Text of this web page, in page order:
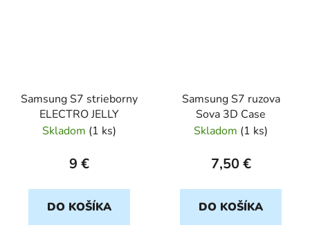
Samsung S7 strieborny
ELECTRO JELLY
Skladom (1 ks)
9 €
DO KOŠÍKA
Samsung S7 ruzova
Sova 3D Case
Skladom (1 ks)
7,50 €
DO KOŠÍKA